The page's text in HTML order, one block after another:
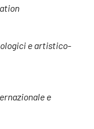
e artistico-
e